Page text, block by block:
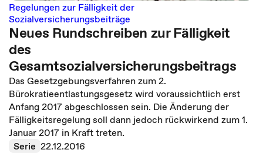
Regelungen zur Fälligkeit der
Sozialversicherungsbeiträge
Neues Rundschreiben zur Fälligkeit
des
Gesamtsozialversicherungsbeitrags
Das Gesetzgebungsverfahren zum 2.
Bürokratieentlastungsgesetz wird voraussichtlich erst
Anfang 2017 abgeschlossen sein. Die Änderung der
Fälligkeitsregelung soll dann jedoch rückwirkend zum 1.
Januar 2017 in Kraft treten.
Serie 22.12.2016